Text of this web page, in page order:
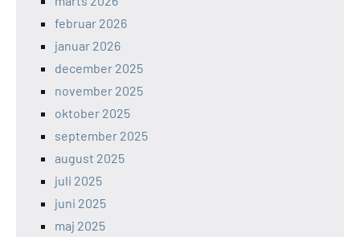
februar 2026
januar 2026
december 2025
november 2025
oktober 2025
september 2025
august 2025
juli 2025
juni 2025
maj 2025